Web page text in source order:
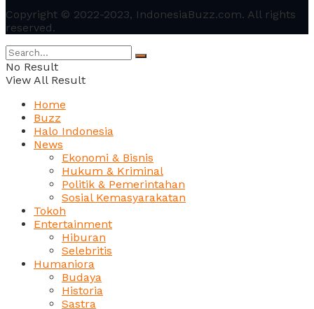
Copyright © 2022-2023, IndonesiaBuzz.com. All rights
reserved.
No Result
View All Result
Home
Buzz
Halo Indonesia
News
Ekonomi & Bisnis
Hukum & Kriminal
Politik & Pemerintahan
Sosial Kemasyarakatan
Tokoh
Entertainment
Hiburan
Selebritis
Humaniora
Budaya
Historia
Sastra